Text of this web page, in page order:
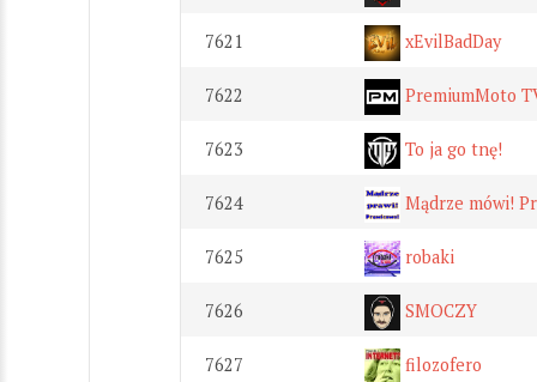
7621 xEvilBadDay
7622 PremiumMoto
7623 To ja go tnę!
7624 Mądrze mówi!
7625 robaki
7626 SMOCZY
7627 filozofero